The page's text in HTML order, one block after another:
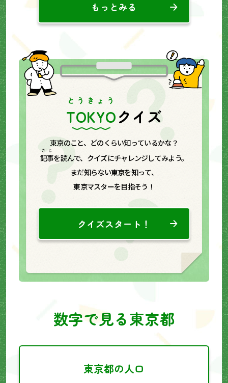
もっとみる
TOKYO
とうきょう
クイズ
東京のこと、どのくらい知っているかな？
記事
きじ
を読んで、クイズにチャレンジしてみよう。
まだ知らない東京を知って、
東京マスターを目指そう！
クイズスタート！
数字で見る東京都
東京都の人口